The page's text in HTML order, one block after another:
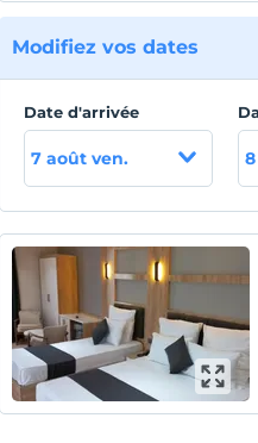
Modifiez vos dates
Date d'arrivée
7 août ven.